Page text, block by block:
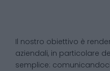
Il nostro obiettivo è
aziendali, in particolare
semplice: comunicandoci